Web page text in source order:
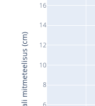
8
10
12
14
16
Signaali mitmeteelisus (cm)